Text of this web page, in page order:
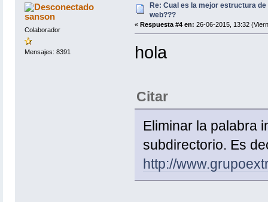
sanson
Colaborador
Mensajes: 8391
Re: Cual es la mejor estructura
web???
« Respuesta #4 en: 26-06-2015, 13:32
hola
Citar
Eliminar la palabra
subdirectorio. Es
http://